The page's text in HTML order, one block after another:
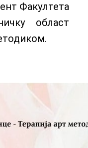
Факултета
област